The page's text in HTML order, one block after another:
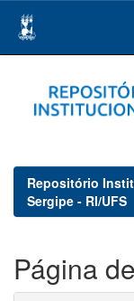
navigation
Repositório
Sergipe - RI/UFS
Página